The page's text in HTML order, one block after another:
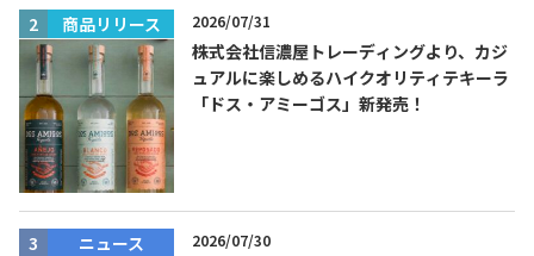
商品リリース 2026/07/31
株式会社信濃屋トレーディングより、カジ
ュアルに楽しめるハイクオリティテキーラ
「ドス・アミーゴス」新発売！
ニュース 2026/07/30